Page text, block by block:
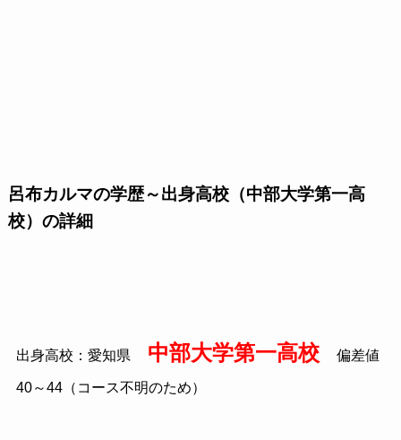
呂布カルマの学歴～出身高校（中部大学第一高
校）の詳細
出身高校：愛知県 中部大学第一高校 偏差値
40～44（コース不明のため）